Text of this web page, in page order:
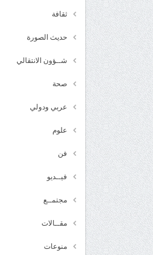
ثقافة
حديث الصورة
شــؤون الانتقالي
صحة
عربي ودولي
علوم
فن
فيــديو
مجتمــع
مقــالات
منوعات